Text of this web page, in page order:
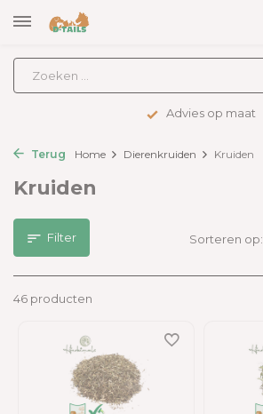
Advies op maat
Terug Home Dierenkruiden Kruiden
Kruiden
Filter
46 producten
Sorteren op: